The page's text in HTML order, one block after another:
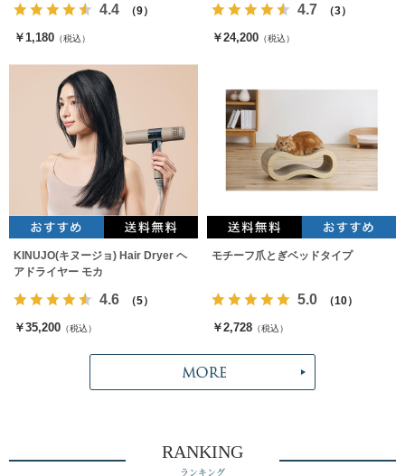
4.4 （9）
￥1,180 （税込）
4.7 （3）
￥24,200 （税込）
KINUJO(キヌージョ) Hair Dryer ヘ
アドライヤー モカ
4.6 （5）
￥35,200 （税込）
モチーフ爪とぎベッドタイプ
5.0 （10）
￥2,728 （税込）
RANKING
ランキング